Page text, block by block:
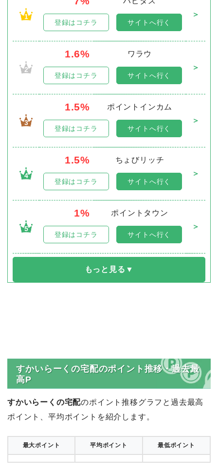
1
＞
登録はコチラ サイトへ行く
2
1.6%
ワラウ
＞
登録はコチラ サイトへ行く
3
1.5%
ポイントインカム
＞
登録はコチラ サイトへ行く
4
1.5%
ちょびリッチ
＞
登録はコチラ サイトへ行く
5
1%
ポイントタウン
＞
登録はコチラ サイトへ行く
すかいらーくの宅配のポイント推移・過去最
高P
すかいらーくの宅配のポイント推移グラフと過去最高
ポイント、平均ポイントを紹介します。
最大ポイント 平均ポイント 最低ポイント